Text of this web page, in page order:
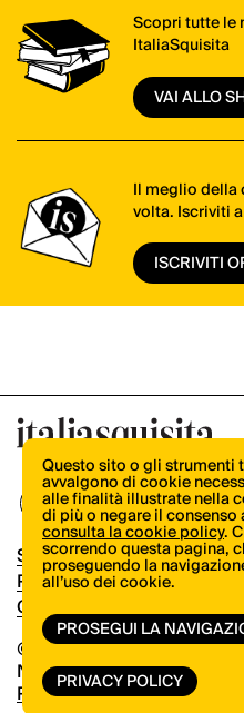
Scopri tutte le
ItaliaSquisita
VAI ALLO
Il meglio della
volta. Iscriviti
ISCRIVITI
© Copyright 2026.
N.ro Iscrizione ROC 32504
Privacy Policy
Shop
Pubblicità
Contatti
Questo sito o gli strumenti
avvalgono di cookie
alle finalità illustrate nella
di più o negare il
consulta la cookie policy.
scorrendo questa pagina,
proseguendo la
all’uso dei cookie.
PROSEGUI LA
PRIVACY POLICY